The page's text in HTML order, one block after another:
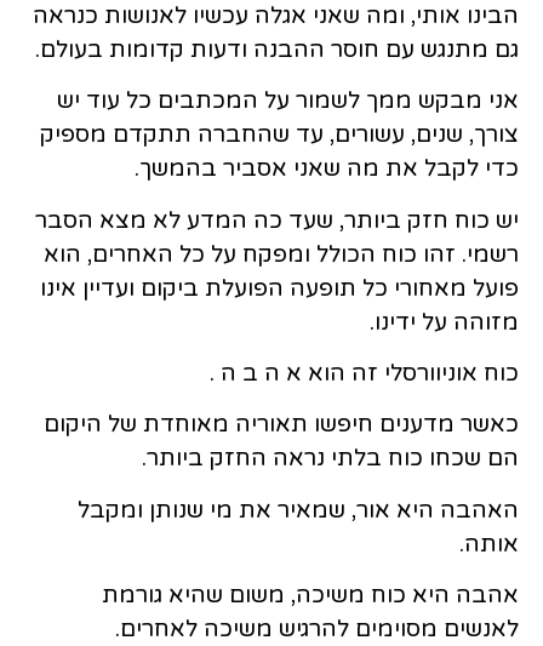
הבינו אותי, ומה שאני אגלה עכשיו לאנושות כנראה
גם מתנגש עם חוסר ההבנה ודעות קדומות בעולם.
אני מבקש ממך לשמור על המכתבים כל עוד יש
צורך, שנים, עשורים, עד שהחברה תתקדם מספיק
כדי לקבל את מה שאני אסביר בהמשך.
יש כוח חזק ביותר, שעד כה המדע לא מצא הסבר
רשמי. זהו כוח הכולל ומפקח על כל האחרים, הוא
פועל מאחורי כל תופעה הפועלת ביקום ועדיין אינו
מזוהה על ידינו.
כוח אוניוורסלי זה הוא א ה ב ה .
כאשר מדענים חיפשו תאוריה מאוחדת של היקום
הם שכחו כוח בלתי נראה החזק ביותר.
האהבה היא אור, שמאיר את מי שנותן ומקבל
אותה.
אהבה היא כוח משיכה, משום שהיא גורמת
לאנשים מסוימים להרגיש משיכה לאחרים.